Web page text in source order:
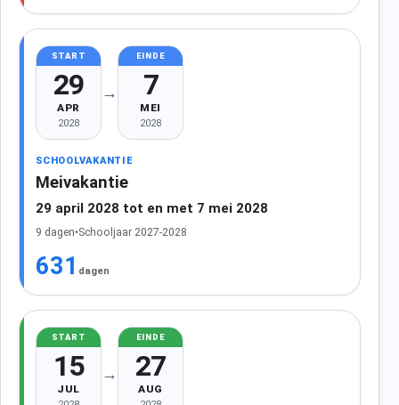
START
29
APR
2028
→
EINDE
7
MEI
2028
SCHOOLVAKANTIE
Meivakantie
29 april 2028 tot en met 7 mei 2028
9 dagen•Schooljaar 2027-2028
631 dagen
START
15
JUL
→
EINDE
27
AUG